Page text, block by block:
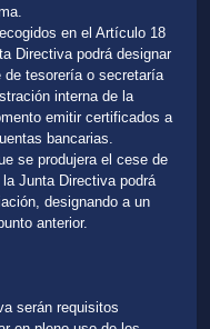
en el Artículo 18
Directiva podrá designar
de tesorería o secretaría
interna de la
emitir certificados a
bancarias.
se produjera el cese de
Junta Directiva podrá
designando a un
anterior.
serán requisitos